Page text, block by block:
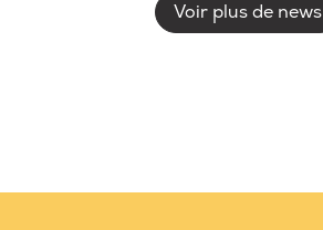
Voir plus de news